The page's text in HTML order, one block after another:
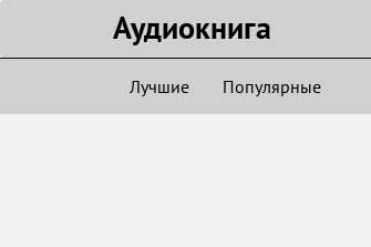
Аудиокнигa
Лучшие Популярные